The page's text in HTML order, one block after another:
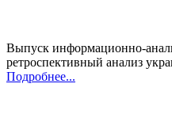
Выпуск информационно-
ретроспективный анализ
Подробнее...